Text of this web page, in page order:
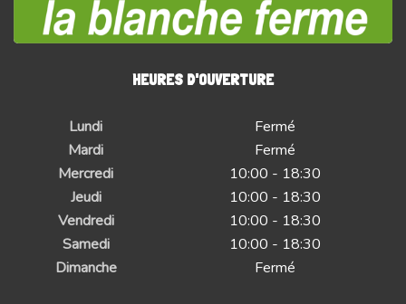
HEURES D'OUVERTURE
Lundi
Fermé
Mardi
Fermé
Mercredi
10:00 - 18:30
Jeudi
10:00 - 18:30
Vendredi
10:00 - 18:30
Samedi
10:00 - 18:30
Dimanche
Fermé